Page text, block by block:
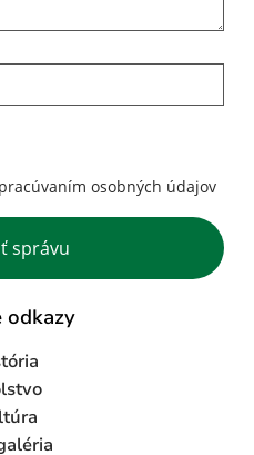
osobných údajov
správu
odkazy